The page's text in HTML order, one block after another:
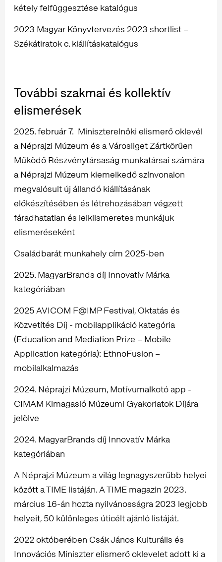
kétely felfüggesztése katalógus
2023 Magyar Könyvtervezés 2023 shortlist –
Székátiratok c. kiállításkatalógus
További szakmai és kollektív
elismerések
2025. február 7. Miniszterelnöki elismerő oklevél
a Néprajzi Múzeum és a Városliget Zártkörűen
Működő Részvénytársaság munkatársai számára
a Néprajzi Múzeum kiemelkedő színvonalon
megvalósult új állandó kiállításának
előkészítésében és létrehozásában végzett
fáradhatatlan és lelkiismeretes munkájuk
elismeréseként
Családbarát munkahely cím 2025-ben
2025. MagyarBrands díj Innovatív Márka
kategóriában
2025 AVICOM F@IMP Festival, Oktatás és
Közvetítés Díj - mobilapplikáció kategória
(Education and Mediation Prize – Mobile
Application kategória): EthnoFusion –
mobilalkalmazás
2024. Néprajzi Múzeum, Motívumalkotó app -
CIMAM Kimagasló Múzeumi Gyakorlatok Díjára
jelölve
2024. MagyarBrands díj Innovatív Márka
kategóriában
A Néprajzi Múzeum a világ legnagyszerűbb helyei
között a TIME listáján. A TIME magazin 2023.
március 16-án hozta nyilvánosságra 2023 legjobb
helyeit, 50 különleges úticélt ajánló listáját.
2022 októberében Csák János Kulturális és
Innovációs Miniszter elismerő oklevelet adott ki a